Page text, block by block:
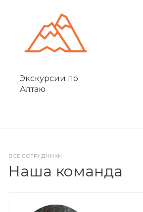
Экскурсии по
Алтаю
ВСЕ СОТРУДНИКИ
Наша команда